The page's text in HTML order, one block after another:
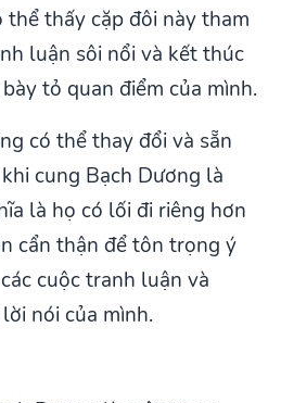
thể thấy cặp đôi này tham
luận sôi nổi và kết thúc
tỏ quan điểm của mình.
có thể thay đổi và sẵn
cung Bạch Dương là
là họ có lối đi riêng hơn
cẩn thận để tôn trọng ý
cuộc tranh luận và
nói của mình.